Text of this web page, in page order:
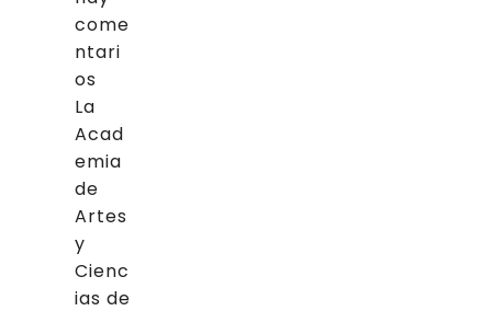
come
ntari
os
La
Acad
emia
de
Artes
y
Cienc
ias de